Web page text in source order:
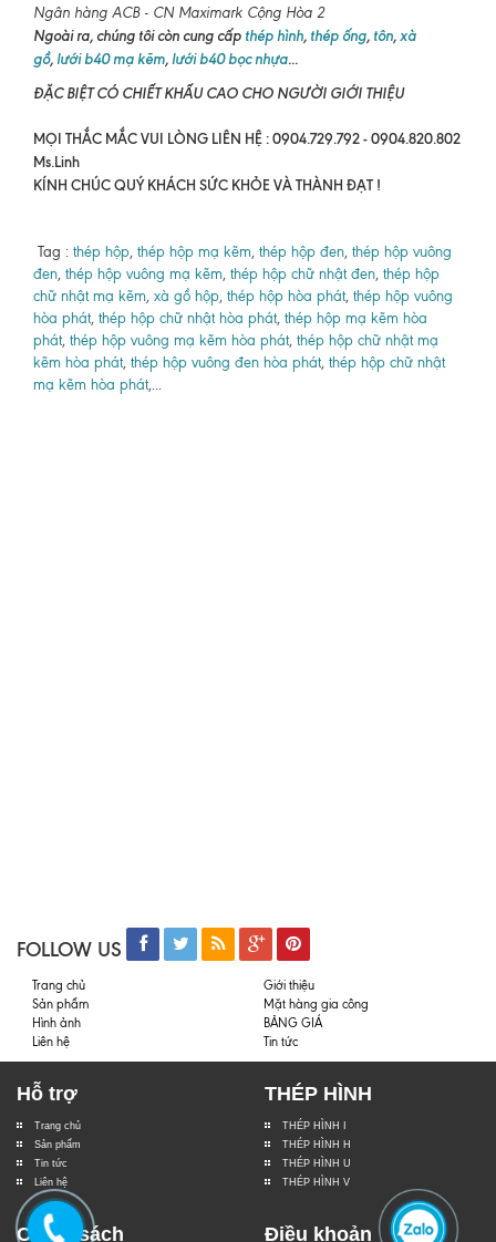
Ngân hàng ACB - CN Maximark Cộng Hòa 2
Ngoài ra, chúng tôi còn cung cấp thép hình, thép ống, tôn, xà
gồ, lưới b40 mạ kẽm, lưới b40 bọc nhựa...
ĐẶC BIỆT CÓ CHIẾT KHẤU CAO CHO NGƯỜI GIỚI THIỆU
MỌI THẮC MẮC VUI LÒNG LIÊN HỆ : 0904.729.792 - 0904.820.802
Ms.Linh
KÍNH CHÚC QUÝ KHÁCH SỨC KHỎE VÀ THÀNH ĐẠT !
Tag : thép hộp, thép hộp mạ kẽm, thép hộp đen, thép hộp vuông
đen, thép hộp vuông mạ kẽm, thép hộp chữ nhật đen, thép hộp
chữ nhật mạ kẽm, xà gồ hộp, thép hộp hòa phát, thép hộp vuông
hòa phát, thép hộp chữ nhật hòa phát, thép hộp mạ kẽm hòa
phát, thép hộp vuông mạ kẽm hòa phát, thép hộp chữ nhật mạ
kẽm hòa phát, thép hộp vuông đen hòa phát, thép hộp chữ nhật
mạ kẽm hòa phát,...
FOLLOW US
Trang chủ
Giới thiệu
Sản phẩm
Mặt hàng gia công
Hình ảnh
BẢNG GIÁ
Liên hệ
Tin tức
Hỗ trợ
Trang chủ
Sản phẩm
Tin tức
Liên hệ
THÉP HÌNH
THÉP HÌNH I
THÉP HÌNH H
THÉP HÌNH U
THÉP HÌNH V
Chính sách Điều khoản